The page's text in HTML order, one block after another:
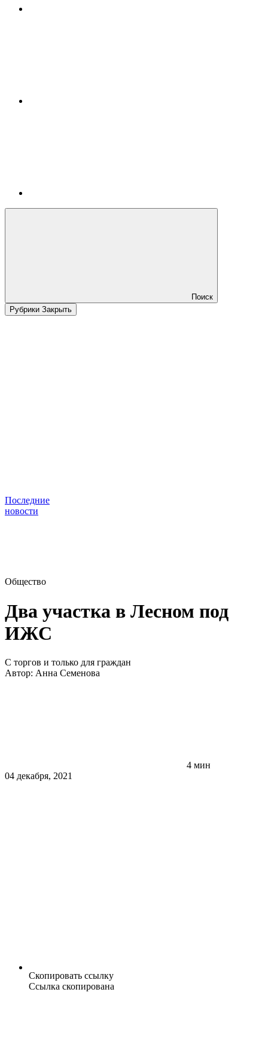
Поиск
Рубрики Закрыть
Последние
новости
Общество
Два участка в Лесном под
ИЖС
С торгов и только для граждан
Автор: Анна Семенова
4 мин
04 декабря, 2021
Скопировать ссылку
Ссылка скопирована